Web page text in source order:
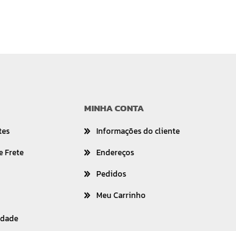
Frete
MINHA CONTA
Informações do cliente
Endereços
Pedidos
Meu Carrinho